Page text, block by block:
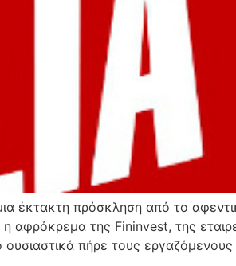
έκτακτη πρόσκληση από το
η αφρόκρεμα της Fininvest, της
πήρε τους